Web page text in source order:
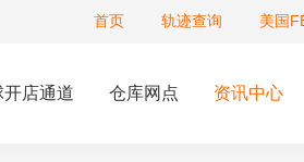
首页 轨迹查询 美国
开店通道 仓库网点 资讯中心